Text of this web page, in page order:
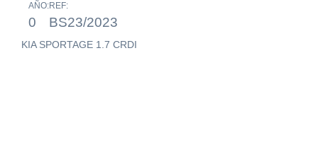
AÑO:
0
REF:
BS23/2023
KIA SPORTAGE 1.7 CRDI